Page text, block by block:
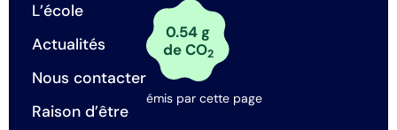
L’école
Actualités
Nous contacter
Raison d’être
0.54 g
de CO2
émis par cette page